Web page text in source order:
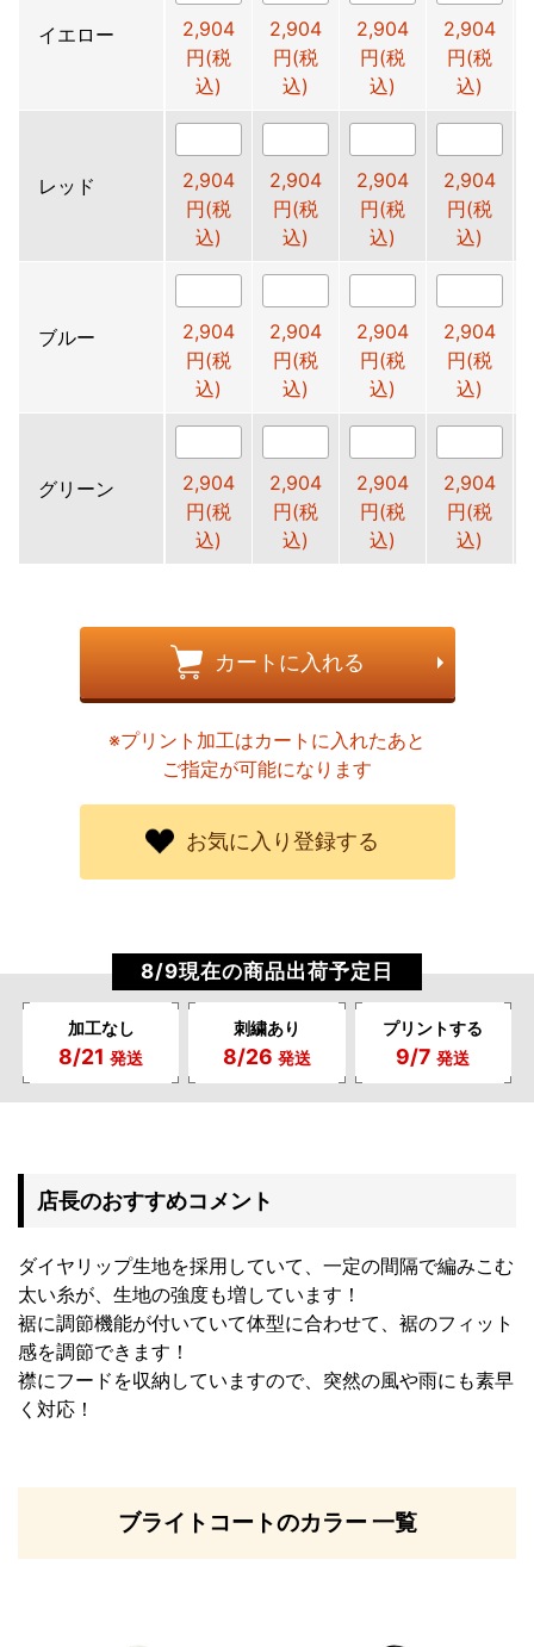
イエロー
2,904
円(税
込)
2,904
円(税
込)
2,904
円(税
込)
2,904
円(税
込)
レッド
2,904
円(税
込)
2,904
円(税
込)
2,904
円(税
込)
2,904
円(税
込)
ブルー
2,904
円(税
込)
2,904
円(税
込)
2,904
円(税
込)
2,904
円(税
込)
グリーン
2,904
円(税
込)
2,904
円(税
込)
2,904
円(税
込)
2,904
円(税
込)
カートに入れる
※プリント加工はカートに入れたあと
ご指定が可能になります
お気に入り登録する
8/9現在の商品出荷予定日
加工なし
8/21 発送
刺繍あり
8/26 発送
プリントする
9/7 発送
店長のおすすめコメント
ダイヤリップ生地を採用していて、一定の間隔で編みこむ
太い糸が、生地の強度も増しています！
裾に調節機能が付いていて体型に合わせて、裾のフィット
感を調節できます！
襟にフードを収納していますので、突然の風や雨にも素早
く対応！
ブライトコートのカラー 一覧